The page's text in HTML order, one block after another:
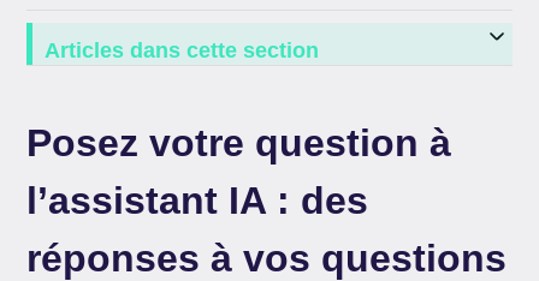
Articles dans cette section
Posez votre question à
l’assistant IA : des
réponses à vos questions